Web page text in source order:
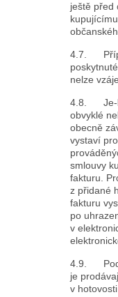
ještě před
4.7.
nelze
4.8. Je-li
obvyklé
obecně
vystaví
smlouvy
fakturu.
z přidané
fakturu
po
v
4.9.
je
v